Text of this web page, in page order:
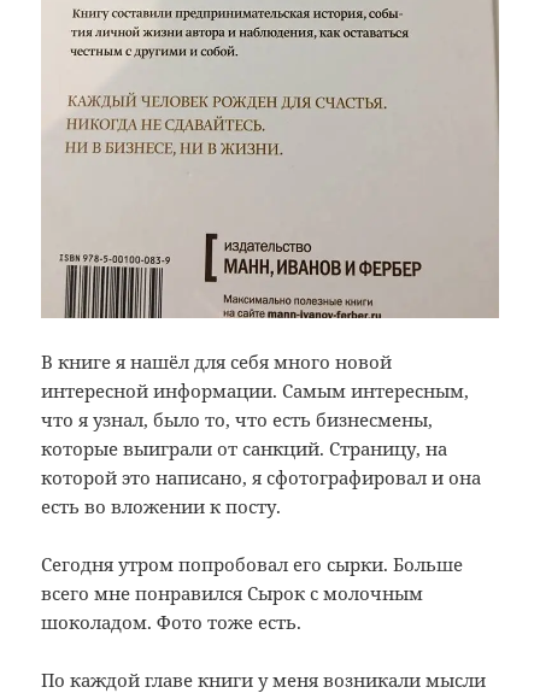
В книге я нашёл для себя много новой
интересной информации. Самым интересным,
что я узнал, было то, что есть бизнесмены,
которые выиграли от санкций. Страницу, на
которой это написано, я сфотографировал и она
есть во вложении к посту.
Сегодня утром попробовал его сырки. Больше
всего мне понравился Сырок с молочным
шоколадом. Фото тоже есть.
По каждой главе книги у меня возникали мысли